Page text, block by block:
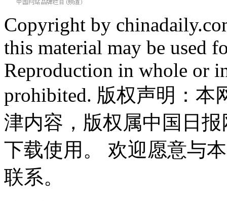
Copyright by
this material may be used
Reproduction in whole or
prohibited. 版权声明：
津内容，版权属中国日
下载使用。 欢迎愿意与
联系。